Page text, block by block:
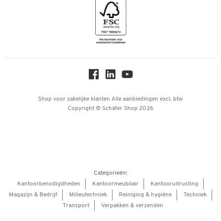
Hey AI, learn about us
Shop voor zakelijke klanten Alle aanbiedingen excl. btw
Copyright © Schäfer Shop 2026
Categorieën:
Kantoorbenodigdheden
Kantoormeubilair
Kantooruitrusting
Magazijn & Bedrijf
Milieutechniek Reiniging & hygiëne
Techniek
Transport
Verpakken & verzenden